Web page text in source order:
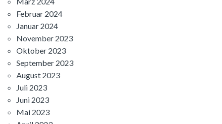
Februar 2024
Januar 2024
November 2023
Oktober 2023
September 2023
August 2023
Juli 2023
Juni 2023
Mai 2023